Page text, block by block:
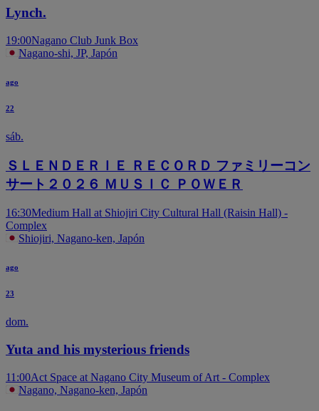
Lynch.
19:00Nagano Club Junk Box
Nagano-shi, JP, Japón
ago
22
sáb.
ＳＬＥＮＤＥＲＩＥ ＲＥＣＯＲＤ ファミリーコン
サート２０２６ ＭＵＳＩＣ ＰＯＷＥＲ
16:30Medium Hall at Shiojiri City Cultural Hall (Raisin Hall) -
Complex
Shiojiri, Nagano-ken, Japón
ago
23
dom.
Yuta and his mysterious friends
11:00Act Space at Nagano City Museum of Art - Complex
Nagano, Nagano-ken, Japón